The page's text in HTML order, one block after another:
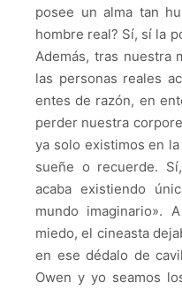
posee un alma tan
hombre real? Sí, sí la
Además, tras nuestra
las personas reales
entes de razón, en
perder nuestra
ya solo existimos en
sueñe o recuerde.
acaba existiendo
mundo imaginario».
miedo, el cineasta
en ese dédalo de
Owen y yo seamos